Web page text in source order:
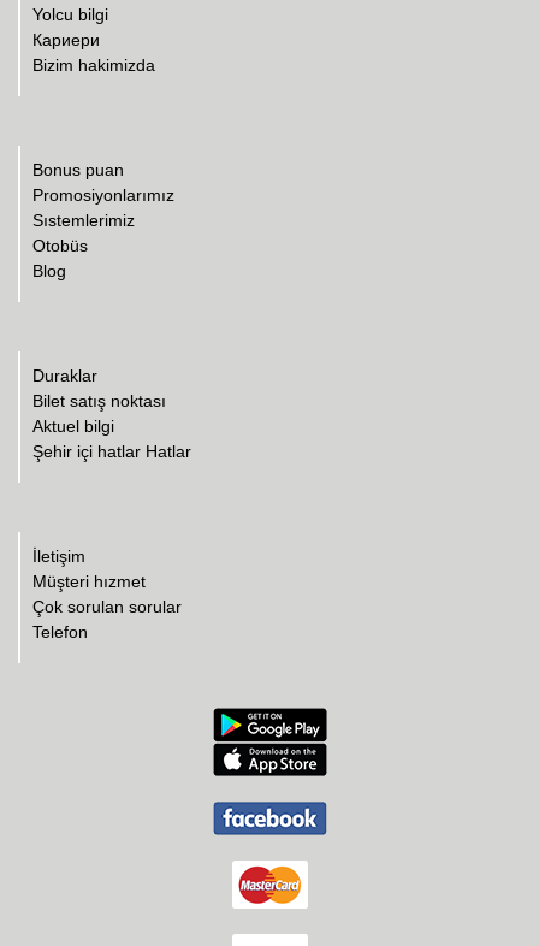
Yolcu bilgi
Кариери
Bizim hakimizda
Bonus puan
Promosiyonlarımız
Sıstemlerimiz
Otobüs
Blog
Duraklar
Bilet satış noktası
Aktuel bilgi
Şehir içi hatlar Hatlar
İletişim
Müşteri hızmet
Çok sorulan sorular
Telefon